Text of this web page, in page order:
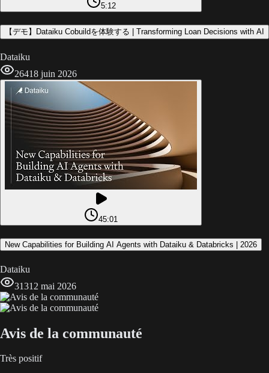
5:12
【デモ】Dataiku Cobuildを体験する | Transforming Loan Decisions with AI
Dataiku
26418 juin 2026
45:01
New Capabilities for Building AI Agents with Dataiku & Databricks | 2026
Dataiku
31312 mai 2026
Avis de la communauté
Très positif